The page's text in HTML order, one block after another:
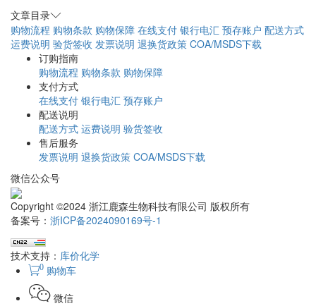
文章目录
购物流程 购物条款 购物保障 在线支付 银行电汇 预存账户 配送方式
运费说明 验货签收 发票说明 退换货政策 COA/MSDS下载
订购指南
购物流程 购物条款 购物保障
支付方式
在线支付 银行电汇 预存账户
配送说明
配送方式 运费说明 验货签收
售后服务
发票说明 退换货政策 COA/MSDS下载
微信公众号
Copyright ©2024 浙江鹿森生物科技有限公司 版权所有
备案号： 浙ICP备2024090169号-1
技术支持： 库价化学
0 购物车
微信